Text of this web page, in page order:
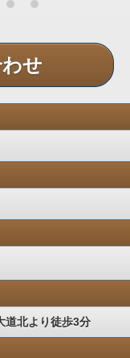
せ
道北より徒歩3分